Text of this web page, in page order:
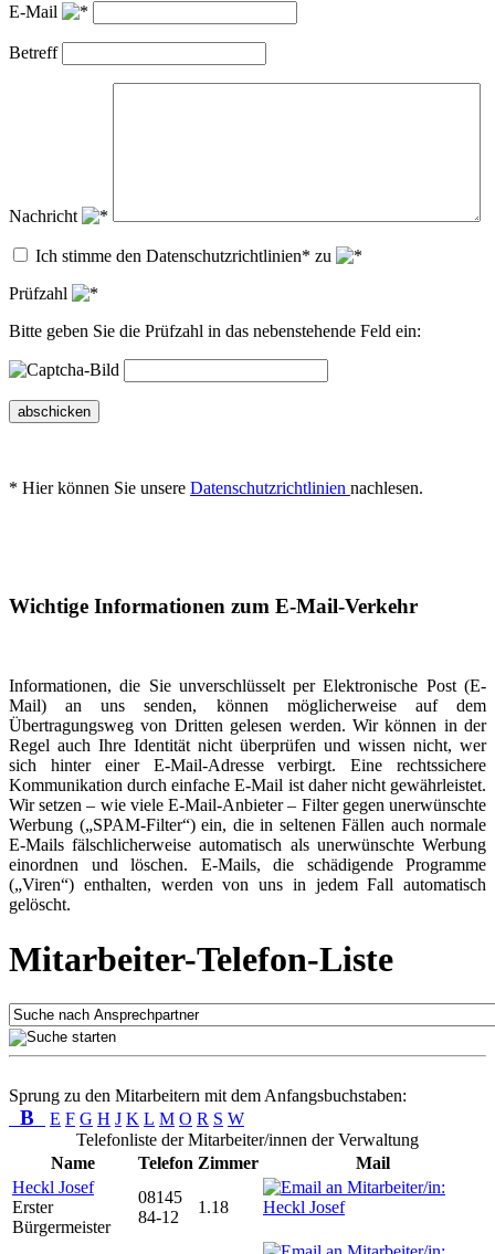
E-Mail
Betreff
Nachricht
Ich stimme den Datenschutzrichtlinien* zu
Prüfzahl
Bitte geben Sie die Prüfzahl in das nebenstehende Feld ein:
abschicken
* Hier können Sie unsere Datenschutzrichtlinien nachlesen.
Wichtige Informationen zum E-Mail-Verkehr
Informationen, die Sie unverschlüsselt per Elektronische Post (E-
Mail) an uns senden, können möglicherweise auf dem
Übertragungsweg von Dritten gelesen werden. Wir können in der
Regel auch Ihre Identität nicht überprüfen und wissen nicht, wer
sich hinter einer E-Mail-Adresse verbirgt. Eine rechtssichere
Kommunikation durch einfache E-Mail ist daher nicht gewährleistet.
Wir setzen – wie viele E-Mail-Anbieter – Filter gegen unerwünschte
Werbung („SPAM-Filter“) ein, die in seltenen Fällen auch normale
E-Mails fälschlicherweise automatisch als unerwünschte Werbung
einordnen und löschen. E-Mails, die schädigende Programme
(„Viren“) enthalten, werden von uns in jedem Fall automatisch
gelöscht.
Mitarbeiter-Telefon-Liste
Sprung zu den Mitarbeitern mit dem Anfangsbuchstaben:
B E F G H J K L M O R S W
Telefonliste der Mitarbeiter/innen der Verwaltung
Name
Telefon Zimmer
Mail
Heckl Josef
Erster
Bürgermeister
08145
84-12
1.18